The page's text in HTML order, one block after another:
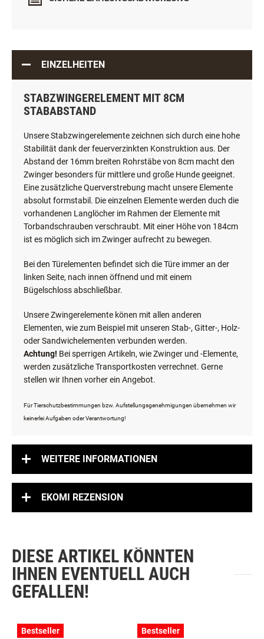
EINZELHEITEN
STABZWINGERELEMENT MIT 8CM
STABABSTAND
Unsere Stabzwingerelemente zeichnen sich durch eine hohe
Stabilität dank der feuerverzinkten Konstruktion aus. Der
Abstand der 16mm breiten Rohrstäbe von 8cm macht den
Zwinger besonders für mittlere und große Hunde geeignet.
Eine zusätzliche Querverstrebung macht unsere Elemente
absolut formstabil. Die einzelnen Elemente werden duch die
vorhandenen Langlöcher im Rahmen der Elemente mit
Torbandschrauben verschraubt. Mit einer Höhe von 184cm
ist es möglich sich im Zwinger aufrecht zu bewegen.
Bei den Türelementen befindet sich die Türe immer an der
linken Seite, nach innen öffnend und mit einem
Bügelschloss abschließbar.
Unsere Zwingerelemente könen mit allen anderen
Elementen, wie zum Beispiel mit unseren Stab-, Gitter-, Holz-
oder Sandwichelementen verbunden werden.
Achtung! Bei sperrigen Artikeln, wie Zwinger und -Elemente,
werden zusätzliche Transportkosten verrechnet. Gerne
stellen wir Ihnen vorher ein Angebot.
Für Tierschutzbestimmungen bzw. Aufstellungsgenehmigungen übernehmen wir
keinerlei Aufgaben oder Verantwortung!
WEITERE INFORMATIONEN
EKOMI REZENSION
DIESE ARTIKEL KÖNNTEN
IHNEN EVENTUELL AUCH
GEFALLEN!
Bestseller Bestseller